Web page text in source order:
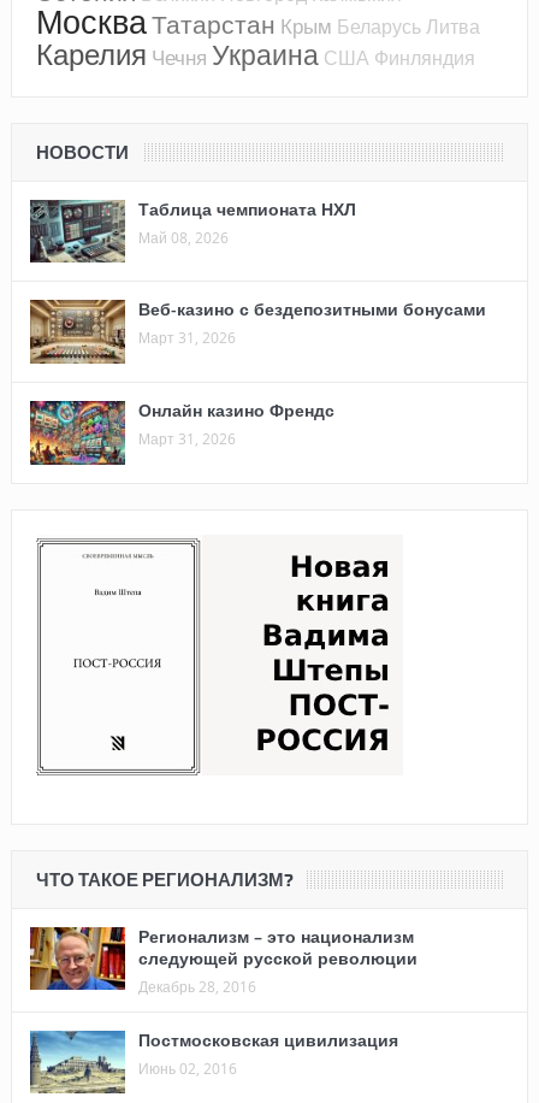
МоскваТатарстан Крым БеларусьЛитва
Карелия Чечня Украина США Финляндия
НОВОСТИ
Таблица чемпионата НХЛ
Май 08, 2026
Веб-казино с бездепозитными бонусами
Март 31, 2026
Онлайн казино Френдс
Март 31, 2026
ЧТО ТАКОЕ РЕГИОНАЛИЗМ?
Регионализм – это национализм
следующей русской революции
Декабрь 28, 2016
Постмосковская цивилизация
Июнь 02, 2016